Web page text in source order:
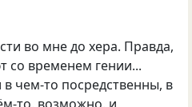
во мне до хера. Правда,
со временем гении...
чем-то посредственны, в